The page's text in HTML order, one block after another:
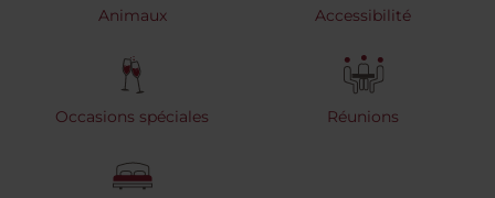
Animaux Accessibilité
Occasions spéciales Réunions